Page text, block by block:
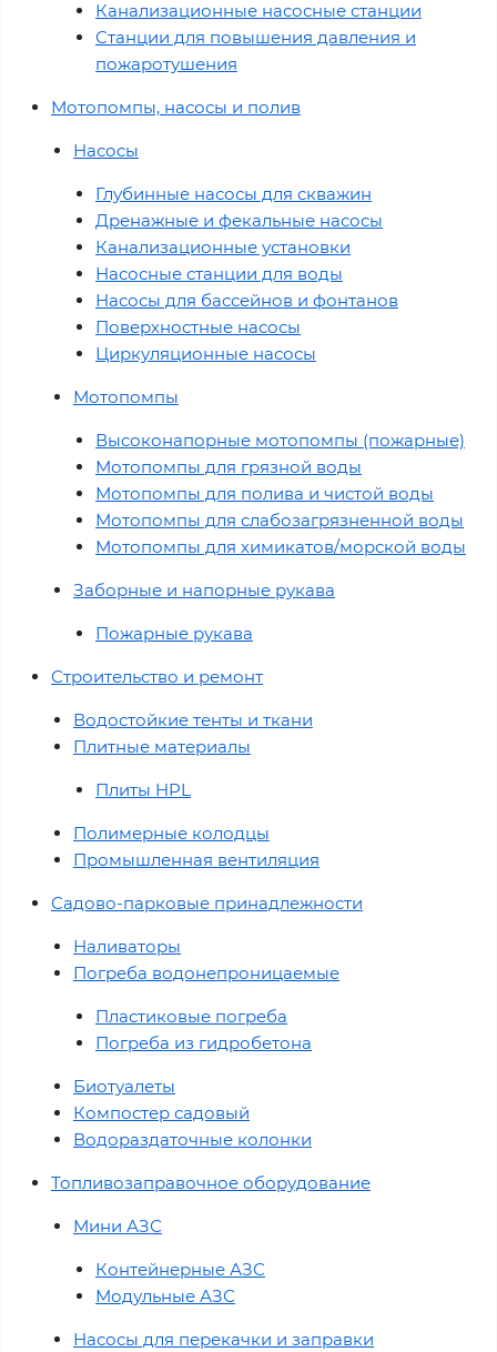
Канализационные насосные станции
Станции для повышения давления и
пожаротушения
Мотопомпы, насосы и полив
Насосы
Глубинные насосы для скважин
Дренажные и фекальные насосы
Канализационные установки
Насосные станции для воды
Насосы для бассейнов и фонтанов
Поверхностные насосы
Циркуляционные насосы
Мотопомпы
Высоконапорные мотопомпы (пожарные)
Мотопомпы для грязной воды
Мотопомпы для полива и чистой воды
Мотопомпы для слабозагрязненной воды
Мотопомпы для химикатов/морской воды
Заборные и напорные рукава
Пожарные рукава
Строительство и ремонт
Водостойкие тенты и ткани
Плитные материалы
Плиты HPL
Полимерные колодцы
Промышленная вентиляция
Садово-парковые принадлежности
Наливаторы
Погреба водонепроницаемые
Пластиковые погреба
Погреба из гидробетона
Биотуалеты
Компостер садовый
Водораздаточные колонки
Топливозаправочное оборудование
Мини АЗС
Контейнерные АЗС
Модульные АЗС
Насосы для перекачки и заправки